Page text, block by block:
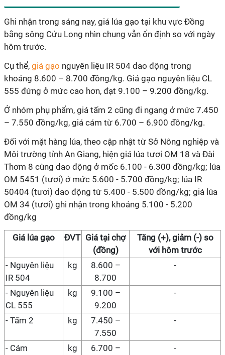
Ghi nhận trong sáng nay, giá lúa gạo tại khu vực Đồng
bằng sông Cửu Long nhìn chung vẫn ổn định so với ngày
hôm trước.
Cụ thể, giá gạo nguyên liệu IR 504 dao động trong
khoảng 8.600 – 8.700 đồng/kg. Giá gạo nguyên liệu CL
555 đứng ở mức cao hơn, đạt 9.100 – 9.200 đồng/kg.
Ở nhóm phụ phẩm, giá tấm 2 cũng đi ngang ở mức 7.450
– 7.550 đồng/kg, giá cám từ 6.700 – 6.900 đồng/kg.
Đối với mặt hàng lúa, theo cập nhật từ Sở Nông nghiệp và
Môi trường tỉnh An Giang, hiện giá lúa tươi OM 18 và Đài
Thơm 8 cùng dao động ở mốc 6.100 - 6.300 đồng/kg; lúa
OM 5451 (tươi) ở mức 5.600 - 5.700 đồng/kg; lúa IR
50404 (tươi) dao động từ 5.400 - 5.500 đồng/kg; giá lúa
OM 34 (tươi) ghi nhận trong khoảng 5.100 - 5.200
đồng/kg
Giá lúa gạo ĐVT Giá tại chợ
(đồng)
Tăng (+), giảm (-) so
với hôm trước
- Nguyên liệu
IR 504
kg
8.600 –
8.700
-
- Nguyên liệu
CL 555
kg
9.100 –
9.200
-
- Tấm 2 kg
7.450 –
7.550
-
- Cám kg
6.700 –
-